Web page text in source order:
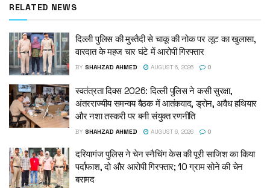
RELATED NEWS
दिल्ली पुलिस की मुस्तैदी से चाकू की नोक पर लूट का खुलासा,
वारदात के महज चार घंटे में आरोपी गिरफ्तार
BY SHAHZAD AHMED AUGUST 6, 2026 0
स्वतंत्रता दिवस 2026: दिल्ली पुलिस ने कसी सुरक्षा,
अंतरराज्यीय समन्वय बैठक में आतंकवाद, ड्रोन, अवैध हथियार
और नशा तस्करी पर बनी संयुक्त रणनीति
BY SHAHZAD AHMED AUGUST 6, 2026 0
दरियागंज पुलिस ने चेन स्नैचिंग केस की पूरी साजिश का किया
पर्दाफाश, दो और आरोपी गिरफ्तार; 10 ग्राम सोने की चेन
बरामद